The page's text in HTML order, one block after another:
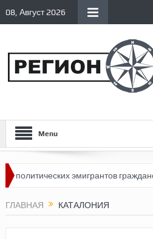
08, Август 2026
Menu
эмигрантов гражданских прав
ГЛАВНАЯ КАТАЛОНИЯ